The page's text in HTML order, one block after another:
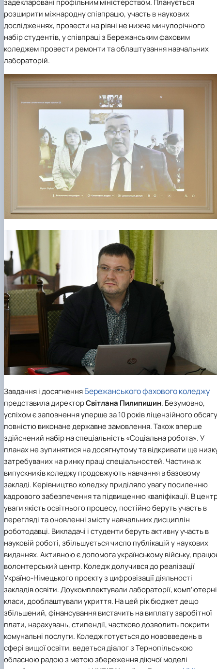
задекларовані профільним міністерством. Планується
розширити міжнародну співпрацю, участь в наукових
дослідженнях, провести на рівні не нижче минулорічного
набір студентів, у співпраці з Бережанським фаховим
коледжем провести ремонти та облаштування навчальних
лабораторій.
Завдання і досягненняБережанського фахового коледжу
представила директорСвітлана Пилипишин. Безумовно,
успіхом є заповнення уперше за 10 років ліцензійного
повністю виконане державне замовлення. Також вперше
здійснений набір на спеціальність «Соціальна робота». У
планах не зупинятися на досягнутому та відкривати ще
затребуваних на ринку праці спеціальностей. Частина ж
випускників коледжу продовжують навчання в базовому
закладі. Керівництво коледжу приділяло увагу посиленню
кадрового забезпечення та підвищенню кваліфікації. В
уваги якість освітнього процесу, постійно беруть участь в
перегляді та оновленні змісту навчальних дисциплін
роботодавці. Викладачі і студенти беруть активну участь в
науковій роботі, збільшується число публікацій у наукових
виданнях. Активною є допомога українському війську,
волонтерський центр. Коледж долучився до реалізації
Україно-Німецького проєкту з цифровізації діяльності
закладів освіти. Доукомплектували лабораторії, комп’ютерні
класи, дооблаштували укриття. На цей рік бюджет дещо
збільшений, фінансування вистачить на виплату заробітної
плати, нарахувань, стипендії, частково дозволить покрити
комунальні послуги. Коледж готується до нововведень в
сфері вищої освіти, ведеться діалог з Тернопільською
обласною радою з метою збереження діючої моделі